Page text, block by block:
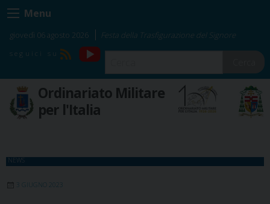
Skip
to
content
Menu
giovedì 06 agosto 2026 Festa della Trasfigurazione del Signore
RSS
YouTube
Ordinariato Militare
per l'Italia
NEWS
3 GIUGNO 2023